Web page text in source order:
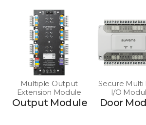
Multiple Output
Extension Module
Output Module
Secure Multi
I/O
Door